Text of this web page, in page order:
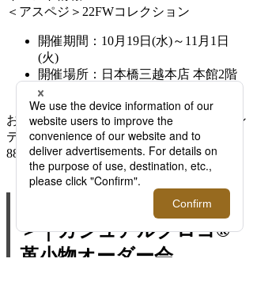
＜アスペジ＞22FWコレクション
開催期間：10月19日(水)～11月1日
(火)
開催場所：日本橋三越本店 本館2階
コンテンポラリークロージング
お問合せ先：日本橋三越本店 本館2階 コン
テンポラリークロージング 03-3274-
8804（直通）
10月19日(水)～＜大峽製鞄
＞｜カジュアルクロコ®
革小物オーダー会